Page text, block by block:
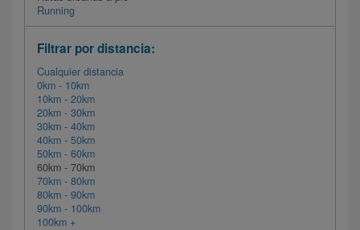
Running
Filtrar por distancia:
Cualquier distancia
0km - 10km
10km - 20km
20km - 30km
30km - 40km
40km - 50km
50km - 60km
60km - 70km
70km - 80km
80km - 90km
90km - 100km
100km +